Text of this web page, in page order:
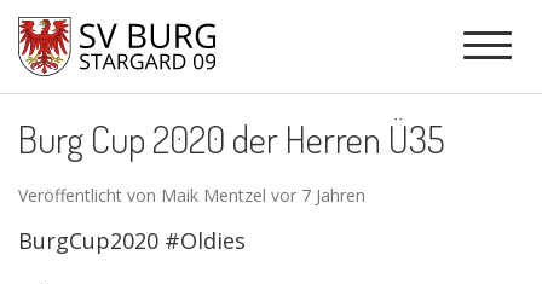
Burg Cup 2020 der Herren Ü35
Veröffentlicht von Maik Mentzel vor 7 Jahren
BurgCup2020 #Oldies